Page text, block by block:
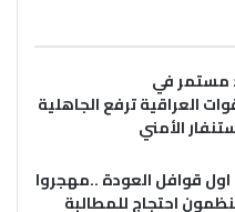
في
العراقية ترفع الجاهلية
الأمني
قوافل العودة ..مهجروا
احتجاج للمطالبة